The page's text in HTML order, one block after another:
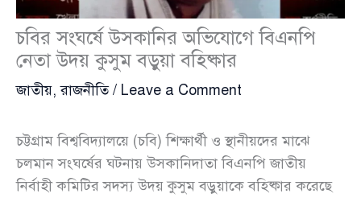
চবির সংঘর্ষে উসকানির অভিযোগে বিএনপি
নেতা উদয় কুসুম বড়ুয়া বহিষ্কার
জাতীয়,রাজনীতি/ Leave a Comment
চট্টগ্রাম বিশ্ববিদ্যালয়ে (চবি) শিক্ষার্থী ও স্থানীয়দের মাঝে
চলমান সংঘর্ষের ঘটনায় উসকানিদাতা বিএনপি জাতীয়
নির্বাহী কমিটির সদস্য উদয় কুসুম বড়ুয়াকে বহিষ্কার করেছে